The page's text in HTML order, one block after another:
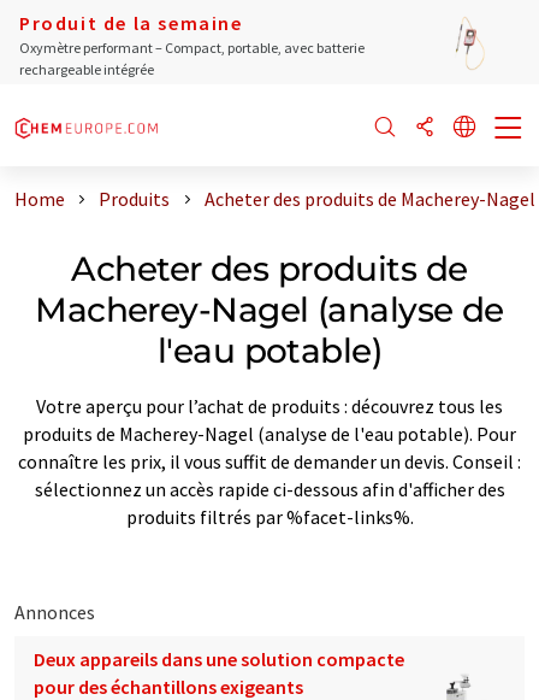
Produit de la semaine
Oxymètre performant – Compact, portable, avec batterie
rechargeable intégrée
Home Produits Acheter des produits de Macherey-
Acheter des produits de
Macherey-Nagel (analyse de
l'eau potable)
Votre aperçu pour l’achat de produits : découvrez tous les
produits de Macherey-Nagel (analyse de l'eau potable). Pour
connaître les prix, il vous suffit de demander un devis. Conseil :
sélectionnez un accès rapide ci-dessous afin d'afficher des
produits filtrés par %facet-links%.
Annonces
Deux appareils dans une solution compacte
pour des échantillons exigeants